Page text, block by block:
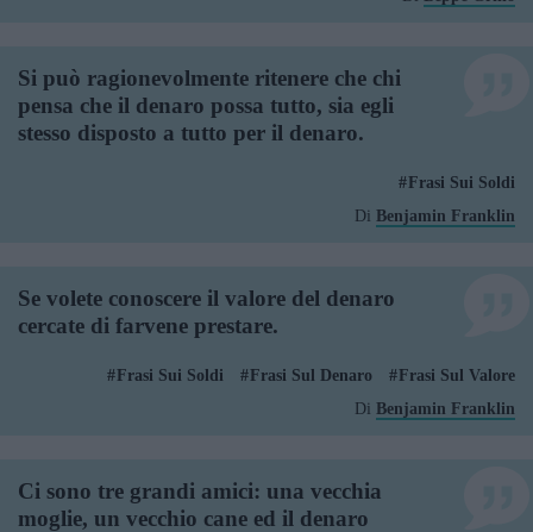
Si può ragionevolmente ritenere che chi
pensa che il denaro possa tutto, sia egli
stesso disposto a tutto per il denaro.
Frasi Sui Soldi
Di Benjamin Franklin
Se volete conoscere il valore del denaro
cercate di farvene prestare.
Frasi Sui Soldi Frasi Sul Denaro
Frasi Sul Valore
Di Benjamin Franklin
Ci sono tre grandi amici: una vecchia
moglie, un vecchio cane ed il denaro